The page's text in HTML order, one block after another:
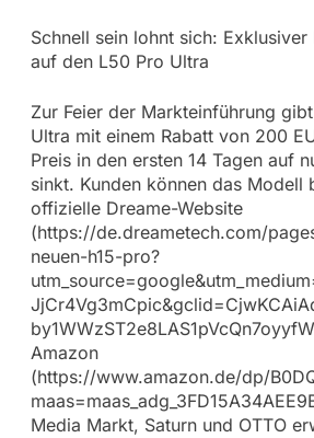
Schnell sein lohnt sich: Exklusiver
auf den L50 Pro Ultra
Zur Feier der Markteinführung
Ultra mit einem Rabatt von 200
Preis in den ersten 14 Tagen auf
sinkt. Kunden können das Modell
offizielle Dreame-Website
(https://de.dreametech.com/
neuen-h15-pro?
Amazon
(https://www.amazon.de/dp/
Media Markt, Saturn und OTTO